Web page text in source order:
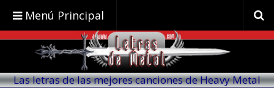
Menú Principal
Las letras de las mejores canciones de Heavy Metal